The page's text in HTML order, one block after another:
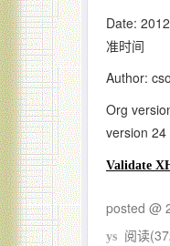
Date:
准时间
Author:
Org
version 24
Validate
posted @
ys 阅读(